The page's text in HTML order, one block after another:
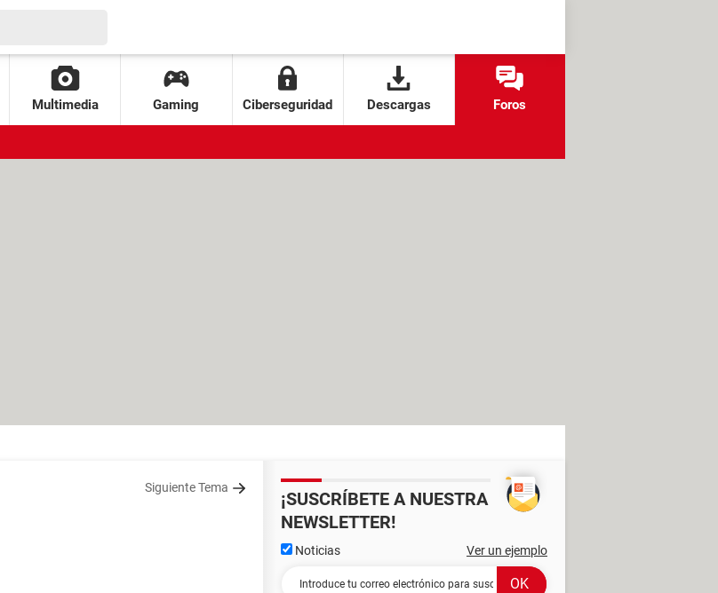
Multimedia Gaming Ciberseguridad Descargas Foros
Siguiente Tema
¡SUSCRÍBETE A NUESTRA
NEWSLETTER!
Noticias Ver un ejemplo